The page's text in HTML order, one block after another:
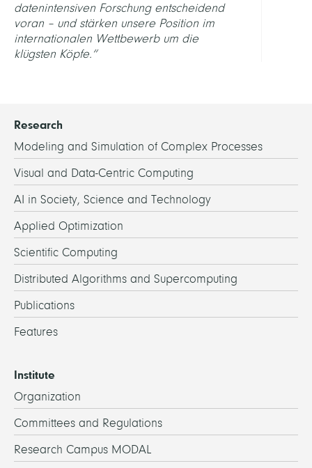
datenintensiven Forschung entscheidend
voran – und stärken unsere Position im
internationalen Wettbewerb um die
klügsten Köpfe.“
Research
Modeling and Simulation of Complex Processes
Visual and Data-Centric Computing
AI in Society, Science and Technology
Applied Optimization
Scientific Computing
Distributed Algorithms and Supercomputing
Publications
Features
Institute
Organization
Committees and Regulations
Research Campus MODAL